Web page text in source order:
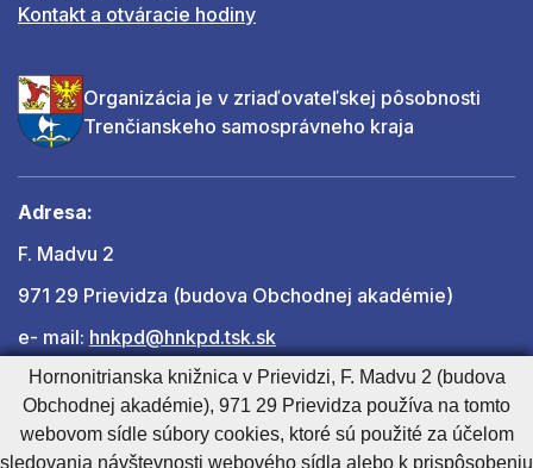
Kontakt a otváracie hodiny
Organizácia je v zriaďovateľskej pôsobnosti
Trenčianskeho samosprávneho kraja
Adresa:
F. Madvu 2
971 29 Prievidza (budova Obchodnej akadémie)
e- mail: hnkpd@hnkpd.tsk.sk
Ďalšie kontakty
Hornonitrianska knižnica v Prievidzi, F. Madvu 2 (budova
Obchodnej akadémie), 971 29 Prievidza používa na tomto
webovom sídle súbory cookies, ktoré sú použité za účelom
sledovania návštevnosti webového sídla alebo k prispôsobeniu